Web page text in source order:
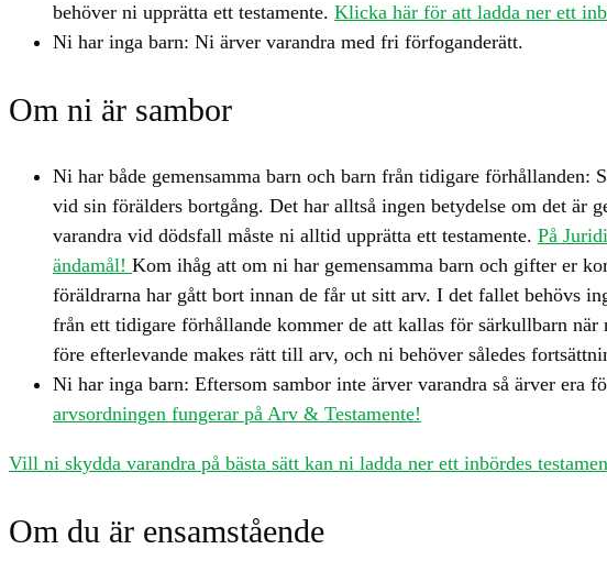
behöver ni upprätta ett testamente. Klicka här för att ladda ner ett
Ni har inga barn: Ni ärver varandra med fri förfoganderätt.
Om ni är sambor
Ni har både gemensamma barn och barn från tidigare
vid sin förälders bortgång. Det har alltså ingen betydelse om det är
varandra vid dödsfall måste ni alltid upprätta ett testamente. På
ändamål! Kom ihåg att om ni har gemensamma barn och gifter er
föräldrarna har gått bort innan de får ut sitt arv. I det fallet behövs
från ett tidigare förhållande kommer de att kallas för särkullbarn
före efterlevande makes rätt till arv, och ni behöver således
Ni har inga barn: Eftersom sambor inte ärver varandra så ärver era
arvsordningen fungerar på Arv & Testamente!
Vill ni skydda varandra på bästa sätt kan ni ladda ner ett inbördes
Om du är ensamstående